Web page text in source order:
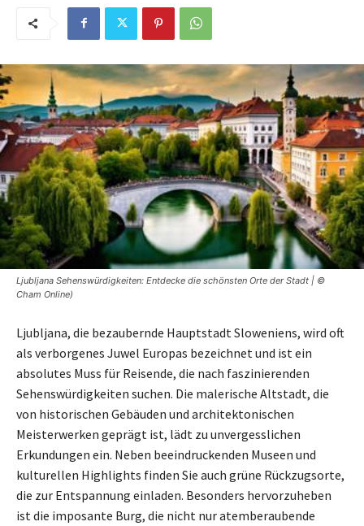
Ljubljana Sehenswürdigkeiten: Entdecke die schönsten Orte der Stadt | ©
Cham Online)
Ljubljana, die bezaubernde Hauptstadt Sloweniens, wird oft
als verborgenes Juwel Europas bezeichnet und ist ein
absolutes Muss für Reisende, die nach faszinierenden
Sehenswürdigkeiten suchen. Die malerische Altstadt, die
von historischen Gebäuden und architektonischen
Meisterwerken geprägt ist, lädt zu unvergesslichen
Erkundungen ein. Neben beeindruckenden Museen und
kulturellen Highlights finden Sie auch grüne Rückzugsorte,
die zur Entspannung einladen. Besonders hervorzuheben
ist die imposante Burg, die nicht nur atemberaubende